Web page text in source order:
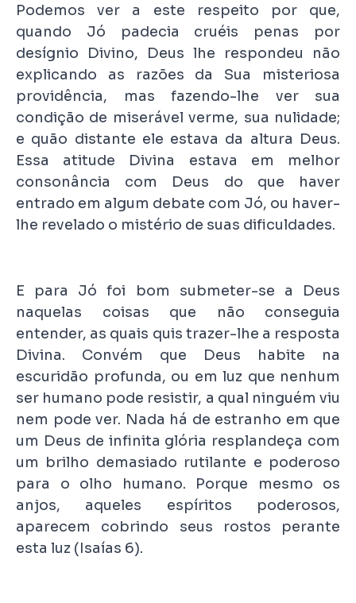
Podemos ver a este respeito por que,
quando Jó padecia cruéis penas por
desígnio Divino, Deus lhe respondeu não
explicando as razões da Sua misteriosa
providência, mas fazendo-lhe ver sua
condição de miserável verme, sua nulidade;
e quão distante ele estava da altura Deus.
Essa atitude Divina estava em melhor
consonância com Deus do que haver
entrado em algum debate com Jó, ou haver-
lhe revelado o mistério de suas dificuldades.
E para Jó foi bom submeter-se a Deus
naquelas coisas que não conseguia
entender, as quais quis trazer-lhe a resposta
Divina. Convém que Deus habite na
escuridão profunda, ou em luz que nenhum
ser humano pode resistir, a qual ninguém viu
nem pode ver. Nada há de estranho em que
um Deus de infinita glória resplandeça com
um brilho demasiado rutilante e poderoso
para o olho humano. Porque mesmo os
anjos, aqueles espíritos poderosos,
aparecem cobrindo seus rostos perante
esta luz (Isaías 6).